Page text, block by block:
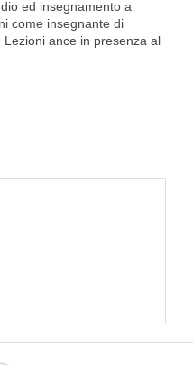
ed insegnamento a
come insegnante di
ance in presenza al